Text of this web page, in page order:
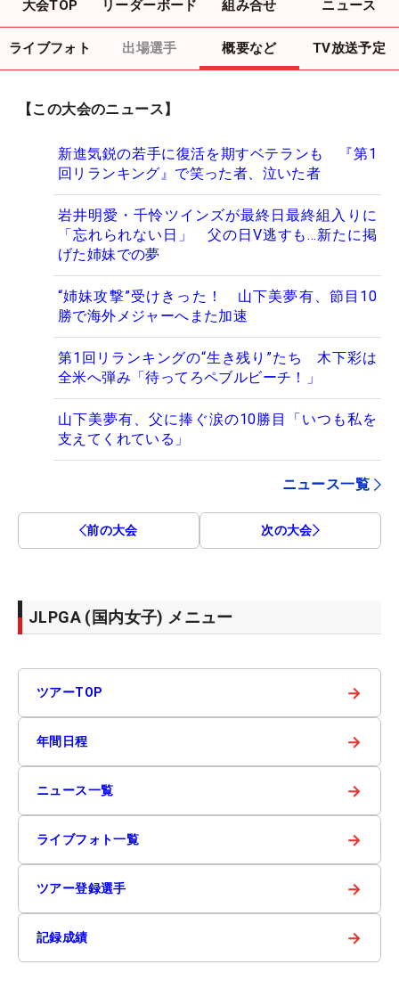
大会TOP リーダーボード 組み合せ ニュース
ライブフォト 出場選手 概要など TV放送予定
【この大会のニュース】
新進気鋭の若手に復活を期すベテランも 『第1
回リランキング』で笑った者、泣いた者
岩井明愛・千怜ツインズが最終日最終組入りに
「忘れられない日」 父の日V逃すも…新たに掲
げた姉妹での夢
“姉妹攻撃”受けきった！ 山下美夢有、節目10
勝で海外メジャーへまた加速
第1回リランキングの“生き残り”たち 木下彩は
全米へ弾み「待ってろペブルビーチ！」
山下美夢有、父に捧ぐ涙の10勝目「いつも私を
支えてくれている」
ニュース一覧
前の大会 次の大会
JLPGA (国内女子) メニュー
ツアーTOP →
年間日程 →
ニュース一覧 →
ライブフォト一覧 →
ツアー登録選手 →
記録成績 →